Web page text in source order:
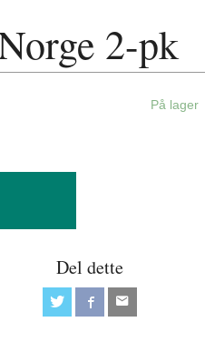
2-pk
På lager
Del dette